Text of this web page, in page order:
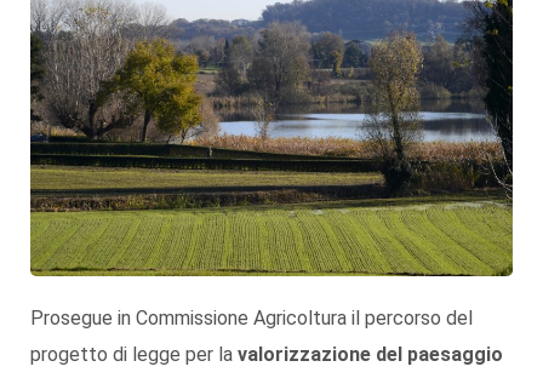
Prosegue in Commissione Agricoltura il percorso del
progetto di legge per la valorizzazione del paesaggio